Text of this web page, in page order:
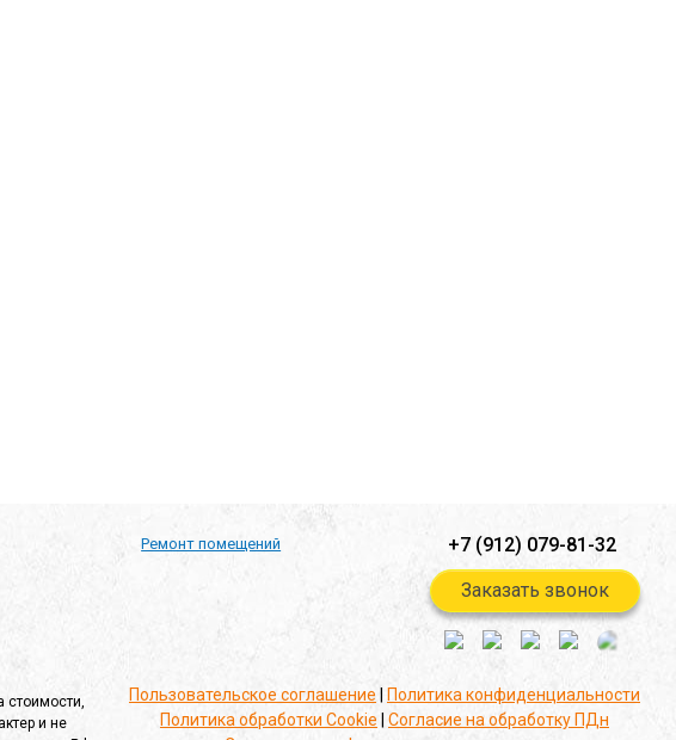
Ремонт помещений
+7 (912) 079-81-32
Заказать звонок
стоимости,
и не
Пользовательское соглашение
Политика конфиденциальности
Политика обработки Cookie
Согласие на обработку ПДн